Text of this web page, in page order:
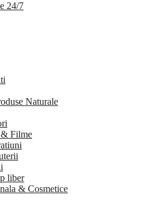
24/7
Naturale
Filme
liber
& Cosmetice